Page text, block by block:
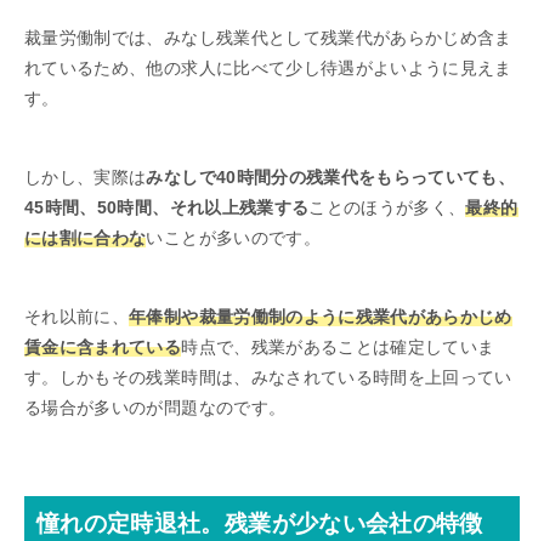
裁量労働制では、みなし残業代として残業代があらかじめ含ま
れているため、他の求人に比べて少し待遇がよいように見えま
す。
しかし、実際はみなしで40時間分の残業代をもらっていても、
45時間、50時間、それ以上残業することのほうが多く、最終的
には割に合わないことが多いのです。
それ以前に、年俸制や裁量労働制のように残業代があらかじめ
賃金に含まれている時点で、残業があることは確定していま
す。しかもその残業時間は、みなされている時間を上回ってい
る場合が多いのが問題なのです。
憧れの定時退社。残業が少ない会社の特徴